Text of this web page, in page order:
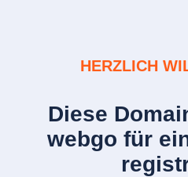
HERZLICH
Diese
webgo für